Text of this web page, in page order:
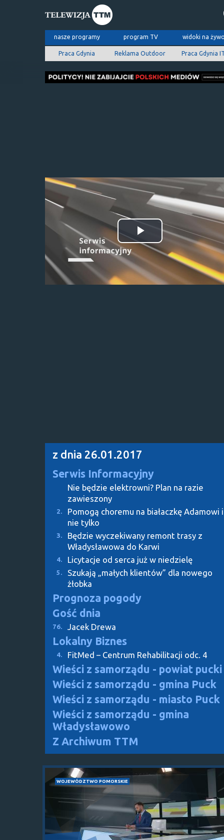
nasze programy program TV widoki na
Praca Gdynia Reklama Outdoor Praca Gdynia
Odtwórz
wideo
z dnia 26.01.2017
Serwis Informacyjny
Nie będzie elektrowni? Plan na razie
zawieszony
2.
Pomogą choremu na białaczkę Adamowi i
nie tylko
3.
Będzie wyczekiwany remont trasy z
Władysławowa do Karwi
4. Licytacje od serca już w niedzielę
5.
Szukają „małych klientów” dla nowego
żłobka
Prognoza pogody
Gość dnia
76. Jacek Drewa
Lokalny Biznes
4. FitMed – Centrum Rehabilitacji odc. 4
Wieści z samorządu - powiat pucki
Wieści z samorządu - gmina Puck
Wieści z samorządu - miasto Puck
Wieści z samorządu - gmina
Władysławowo
Z Archiwum TTM
WOJEWÓDZTWO POMORSKIE